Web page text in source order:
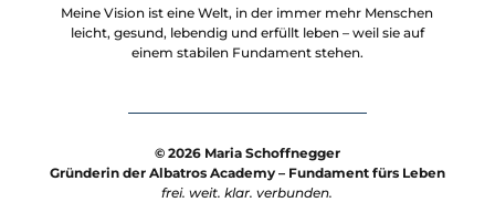
Meine Vision ist eine Welt, in der immer mehr Menschen
leicht, gesund, lebendig und erfüllt leben – weil sie auf
einem stabilen Fundament stehen.
© 2026 Maria Schoffnegger
Gründerin der Albatros Academy – Fundament fürs Leben
frei. weit. klar. verbunden.